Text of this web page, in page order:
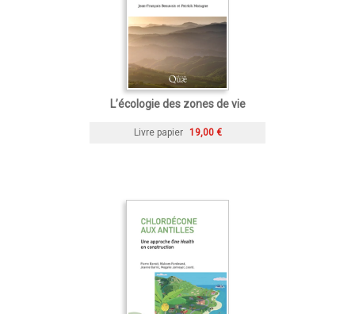
L’écologie des zones de vie
Livre papier 19,00 €